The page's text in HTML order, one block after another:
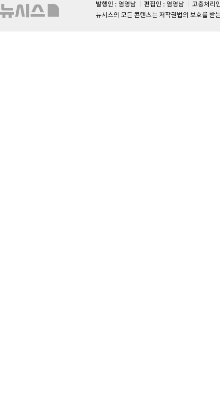
발행인 : 염영남 편집인 : 염영남
고충처리
뉴시스의 모든 콘텐츠는 저작권법의 보호를